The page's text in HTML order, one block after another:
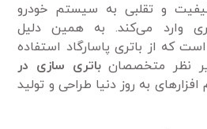
و تقلبی به سیستم خودرو
وارد می‌کند. به همین دلیل
که از باتری پاسارگاد استفاده
زیر نظر متخصصانباتری سازی در
افزارهای به روز دنیا طراحی و تولید